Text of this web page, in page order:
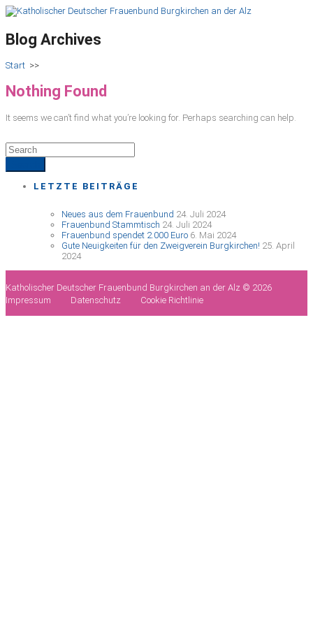
Blog Archives
Start >>
Nothing Found
It seems we can’t find what you’re looking for. Perhaps searching can help.
LETZTE BEITRÄGE
Neues aus dem Frauenbund 24. Juli 2024
Frauenbund Stammtisch 24. Juli 2024
Frauenbund spendet 2.000 Euro 6. Mai 2024
Gute Neuigkeiten für den Zweigverein Burgkirchen! 25. April
2024
Katholischer Deutscher Frauenbund Burgkirchen an der Alz © 2026
Impressum
Datenschutz Cookie Richtlinie